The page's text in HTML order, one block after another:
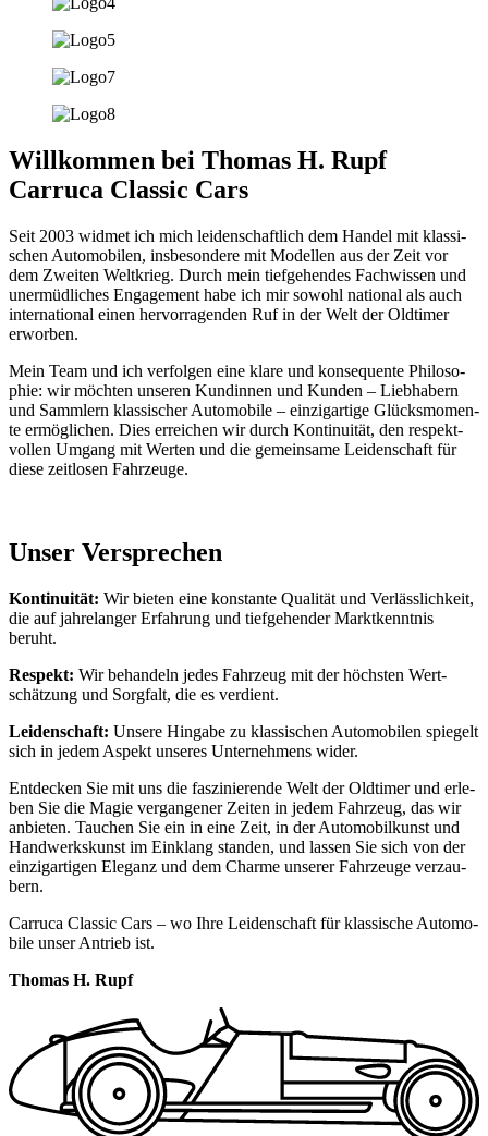
Will­kom­men bei Tho­mas H. Rupf
Car­ru­ca Clas­sic Cars
Seit 2003 wid­met ich mich lei­den­schaft­lich dem Han­del mit klas­si­
schen Auto­mo­bi­len, ins­be­son­de­re mit Model­len aus der Zeit vor
dem Zwei­ten Welt­krieg. Durch mein tief­ge­hen­des Fach­wis­sen und
uner­müd­li­ches Enga­ge­ment habe ich mir sowohl natio­nal als auch
inter­na­tio­nal einen her­vor­ra­gen­den Ruf in der Welt der Old­ti­mer
erwor­ben.
Mein Team und ich ver­fol­gen eine kla­re und kon­se­quen­te Phi­lo­so­
phie: wir möch­ten unse­ren Kun­din­nen und Kun­den – Lieb­ha­bern
und Samm­lern klas­si­scher Auto­mo­bi­le – ein­zig­ar­ti­ge Glücks­mo­men­
te ermög­li­chen. Dies errei­chen wir durch Kon­ti­nui­tät, den respekt­
vol­len Umgang mit Wer­ten und die gemein­sa­me Lei­den­schaft für
die­se zeit­lo­sen Fahr­zeu­ge.
Unser Ver­spre­chen
Kon­ti­nui­tät: Wir bie­ten eine kon­stan­te Qua­li­tät und Ver­läss­lich­keit,
die auf jah­re­lan­ger Erfah­rung und tief­ge­hen­der Markt­kennt­nis
beruht.
Respekt: Wir behan­deln jedes Fahr­zeug mit der höchs­ten Wert­
schät­zung und Sorg­falt, die es ver­dient.
Lei­den­schaft: Unse­re Hin­ga­be zu klas­si­schen Auto­mo­bi­len spie­gelt
sich in jedem Aspekt unse­res Unter­neh­mens wider.
Ent­de­cken Sie mit uns die fas­zi­nie­ren­de Welt der Old­ti­mer und erle­
ben Sie die Magie ver­gan­ge­ner Zei­ten in jedem Fahr­zeug, das wir
anbie­ten. Tau­chen Sie ein in eine Zeit, in der Auto­mo­bil­kunst und
Hand­werks­kunst im Ein­klang stan­den, und las­sen Sie sich von der
ein­zig­ar­ti­gen Ele­ganz und dem Charme unse­rer Fahr­zeu­ge ver­zau­
bern.
Car­ru­ca Clas­sic Cars – wo Ihre Lei­den­schaft für klas­si­sche Auto­mo­
bi­le unser Antrieb ist.
Tho­mas H. Rupf